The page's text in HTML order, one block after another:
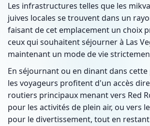
Les infrastructures telles que les
juives locales se trouvent dans un
faisant de cet emplacement un choix
ceux qui souhaitent séjourner à Las
maintenant un mode de vie
En séjournant ou en dinant dans cette
les voyageurs profitent d'un accès
routiers principaux menant vers Red
pour les activités de plein air, ou vers
pour le divertissement, tout en